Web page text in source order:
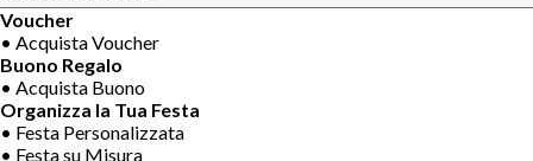
Voucher
• Acquista Voucher
Buono Regalo
• Acquista Buono
Organizza la Tua Festa
• Festa Personalizzata
• Festa su Misura